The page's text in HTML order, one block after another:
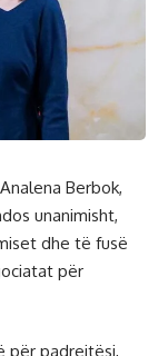
Berbok,
unanimisht,
dhe të fusë
për
për padrejtësi,